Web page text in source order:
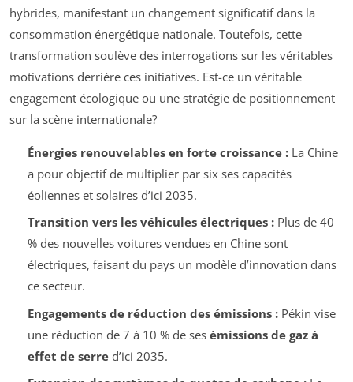
hybrides, manifestant un changement significatif dans la
consommation énergétique nationale. Toutefois, cette
transformation soulève des interrogations sur les véritables
motivations derrière ces initiatives. Est-ce un véritable
engagement écologique ou une stratégie de positionnement
sur la scène internationale?
Énergies renouvelables en forte croissance :La Chine
a pour objectif de multiplier par six ses capacités
éoliennes et solaires d’ici 2035.
Transition vers les véhicules électriques :Plus de 40
% des nouvelles voitures vendues en Chine sont
électriques, faisant du pays un modèle d’innovation dans
ce secteur.
Engagements de réduction des émissions :Pékin vise
une réduction de 7 à 10 % de ses émissions de gaz à
effet de serred’ici 2035.